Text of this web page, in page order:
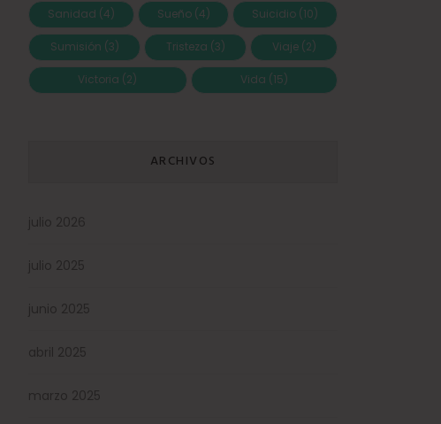
Sanidad (4) Sueño(4) Suicidio (10)
Sumisión (3) Tristeza (3) Viaje(2)
Victoria (2) Vida (15)
ARCHIVOS
julio 2026
julio 2025
junio 2025
abril 2025
marzo 2025